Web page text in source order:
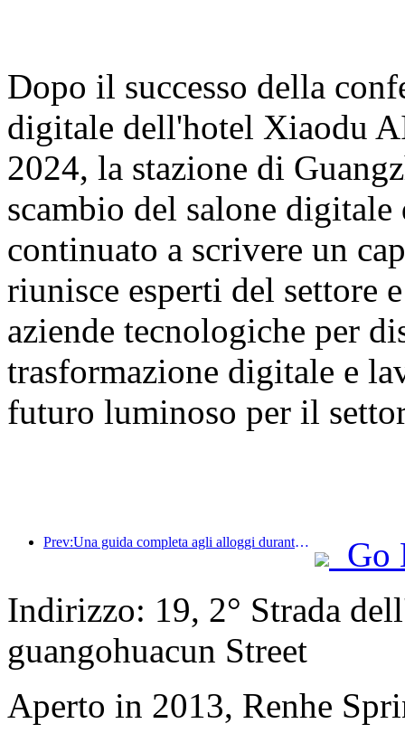
Dopo il successo della
digitale dell'hotel Xiaodu
2024, la stazione di
scambio del salone
continuato a scrivere un
riunisce esperti del settore
aziende tecnologiche per
trasformazione digitale e
futuro luminoso per il
Prev:Una guida completa agli alloggi durante la stagione turistica invernale a Pechino Il nuovo cortile del Jingneng Hotel innesca una nuova mania del turismo
Go
Indirizzo: 19, 2° Strada
guangohuacun Street
Aperto in 2013, Renhe